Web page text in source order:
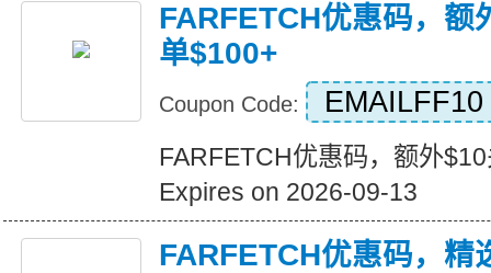
FARFETCH优惠码，额
单$100+
Coupon Code: EMAILFF10
FARFETCH优惠码，额外
Expires on 2026-09-13
FARFETCH优惠码，精